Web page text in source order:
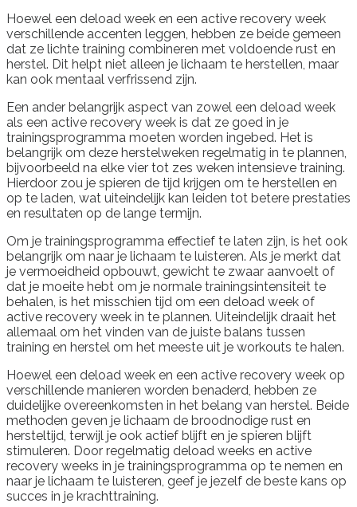
Hoewel een deload week en een active recovery week
verschillende accenten leggen, hebben ze beide gemeen
dat ze lichte training combineren met voldoende rust en
herstel. Dit helpt niet alleen je lichaam te herstellen, maar
kan ook mentaal verfrissend zijn.
Een ander belangrijk aspect van zowel een deload week
als een active recovery week is dat ze goed in je
trainingsprogramma moeten worden ingebed. Het is
belangrijk om deze herstelweken regelmatig in te plannen,
bijvoorbeeld na elke vier tot zes weken intensieve training.
Hierdoor zou je spieren de tijd krijgen om te herstellen en
op te laden, wat uiteindelijk kan leiden tot betere prestaties
en resultaten op de lange termijn.
Om je trainingsprogramma effectief te laten zijn, is het ook
belangrijk om naar je lichaam te luisteren. Als je merkt dat
je vermoeidheid opbouwt, gewicht te zwaar aanvoelt of
dat je moeite hebt om je normale trainingsintensiteit te
behalen, is het misschien tijd om een deload week of
active recovery week in te plannen. Uiteindelijk draait het
allemaal om het vinden van de juiste balans tussen
training en herstel om het meeste uit je workouts te halen.
Hoewel een deload week en een active recovery week op
verschillende manieren worden benaderd, hebben ze
duidelijke overeenkomsten in het belang van herstel. Beide
methoden geven je lichaam de broodnodige rust en
hersteltijd, terwijl je ook actief blijft en je spieren blijft
stimuleren. Door regelmatig deload weeks en active
recovery weeks in je trainingsprogramma op te nemen en
naar je lichaam te luisteren, geef je jezelf de beste kans op
succes in je krachttraining.